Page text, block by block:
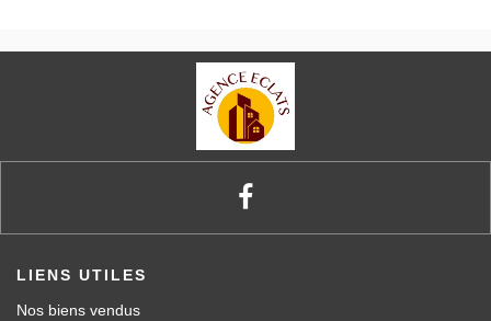
LIENS UTILES
Nos biens vendus